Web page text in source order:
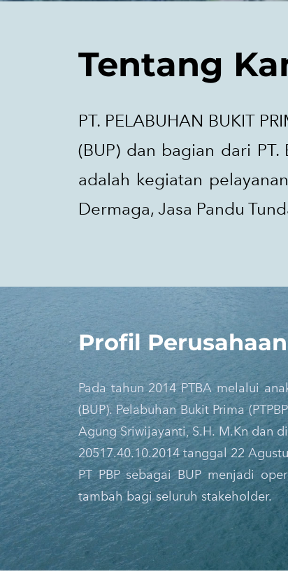
Tentang
PT. PELABUHAN BUKIT
(BUP) dan bagian dari PT.
adalah kegiatan
Dermaga, Jasa Pandu
Profil Perusahaan
Pada tahun 2014 PTBA melalui
(BUP). Pelabuhan Bukit Prima
Agung Sriwijayanti, S.H. M.Kn dan
20517.40.10.2014 tanggal 22
PT PBP sebagai BUP menjadi
tambah bagi seluruh stakeholder.